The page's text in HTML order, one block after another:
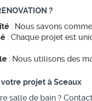
?
: Nous savons
: Chaque projet est
: Nous utilisons des
projet à Sceaux
salle de bain ?